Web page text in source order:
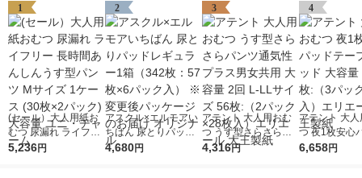
1
(セール）大人用紙お
むつ 尿漏れ ライフリ
ー 長時間あんしんう
5,236円
2
アスクル×エルモアい
ちばん 尿とりパッド
レギュラー1箱（342
4,680円
3
アテント 大人用おむ
つ うす型さらさらパ
ンツ通気性プラス男女
4,316円
4
アテント 大
つ 夜1枚安心
ープ用パッド
6,658円